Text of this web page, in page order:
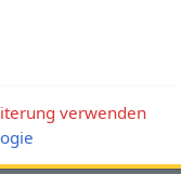
verwenden